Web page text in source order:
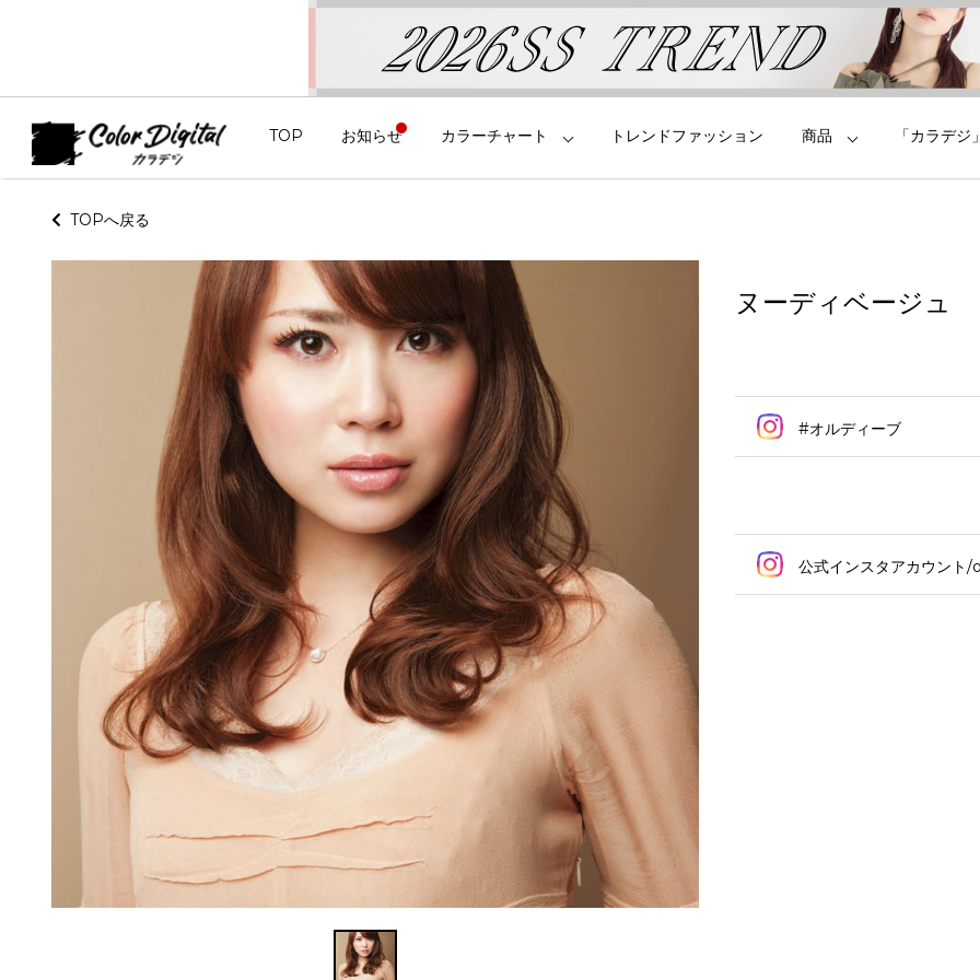
TOP お知らせ カラーチャート トレンドファッション 商品 「カラデジ
TOPへ戻る
ヌーディベージュ
#オルディーブ
公式インスタアカウン